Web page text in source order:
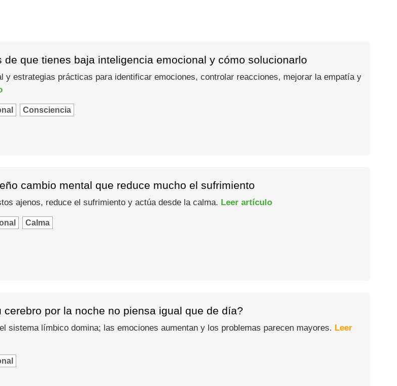
de que tienes baja inteligencia emocional y cómo solucionarlo
y estrategias prácticas para identificar emociones, controlar reacciones, mejorar la empatía y
Consciencia
cambio mental que reduce mucho el sufrimiento
ajenos, reduce el sufrimiento y actúa desde la calma. Leer artículo
Calma
por la noche no piensa igual que de día?
sistema límbico domina; las emociones aumentan y los problemas parecen mayores. Leer